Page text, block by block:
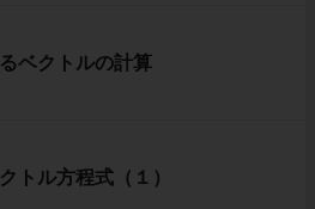
ベクトルの計算
トル方程式（１）